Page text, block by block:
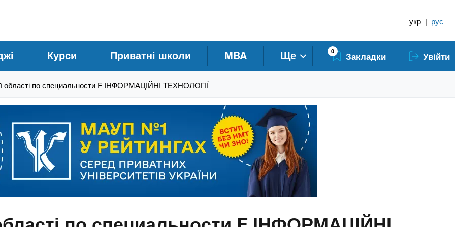
укр | рус
Курси Приватні школи MBA Ще 0 Закладки Увійти
по специальности F ІНФОРМАЦІЙНІ ТЕХНОЛОГІЇ